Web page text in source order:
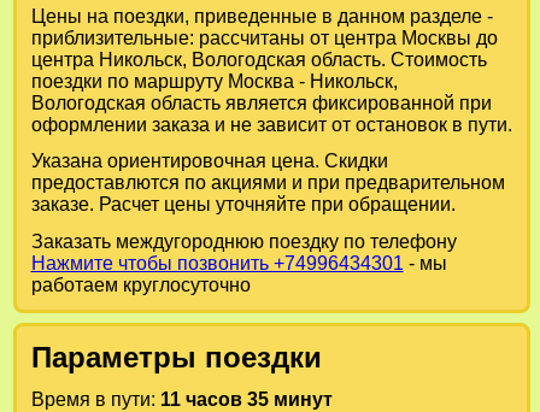
Цены на поездки, приведенные в данном разделе -
приблизительные: рассчитаны от центра Москвы до
центра Никольск, Вологодская область. Стоимость
поездки по маршруту Москва - Никольск,
Вологодская область является фиксированной при
оформлении заказа и не зависит от остановок в пути.
Указана ориентировочная цена. Скидки
предоставлются по акциями и при предварительном
заказе. Расчет цены уточняйте при обращении.
Заказать междугороднюю поездку по телефону
Нажмите чтобы позвонить +74996434301 - мы
работаем круглосуточно
Параметры поездки
Время в пути: 11 часов 35 минут